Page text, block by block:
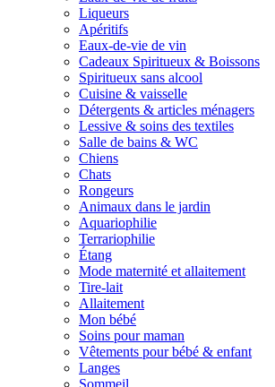
Liqueurs
Apéritifs
Eaux-de-vie de vin
Cadeaux Spiritueux & Boissons
Spiritueux sans alcool
Cuisine & vaisselle
Détergents & articles ménagers
Lessive & soins des textiles
Salle de bains & WC
Chiens
Chats
Rongeurs
Animaux dans le jardin
Aquariophilie
Terrariophilie
Étang
Mode maternité et allaitement
Tire-lait
Allaitement
Mon bébé
Soins pour maman
Vêtements pour bébé & enfant
Langes
Sommeil